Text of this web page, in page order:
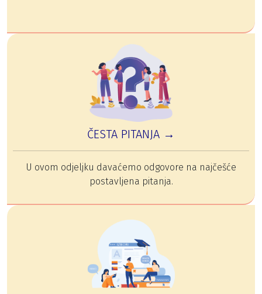
ČESTA PITANJA →
U ovom odjeljku davaćemo odgovore na najčešće
postavljena pitanja.